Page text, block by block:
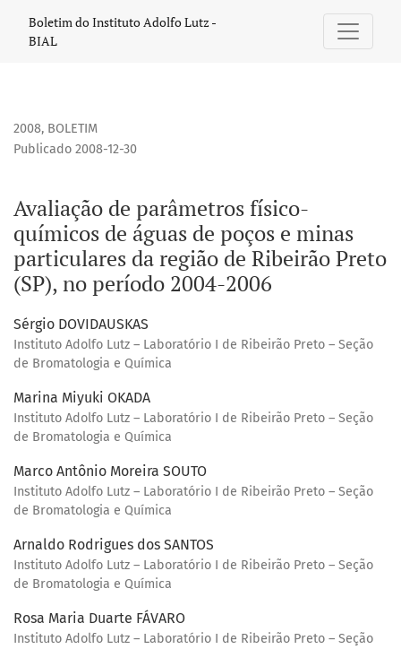
Avaliação de parâmetros físico-químicos de águas de
Boletim do Instituto Adolfo Lutz -
BIAL
2008, BOLETIM
Avaliação de parâmetros físico-
químicos de águas de poços e minas
particulares da região de Ribeirão Preto
(SP), no período 2004-2006
Publicado 2008-12-30
Sérgio DOVIDAUSKAS
Instituto Adolfo Lutz – Laboratório I de Ribeirão Preto – Seção
de Bromatologia e Química
Marina Miyuki OKADA
Instituto Adolfo Lutz – Laboratório I de Ribeirão Preto – Seção
de Bromatologia e Química
Marco Antônio Moreira SOUTO
Instituto Adolfo Lutz – Laboratório I de Ribeirão Preto – Seção
de Bromatologia e Química
Arnaldo Rodrigues dos SANTOS
Instituto Adolfo Lutz – Laboratório I de Ribeirão Preto – Seção
de Bromatologia e Química
Rosa Maria Duarte FÁVARO
Instituto Adolfo Lutz – Laboratório I de Ribeirão Preto – Seção